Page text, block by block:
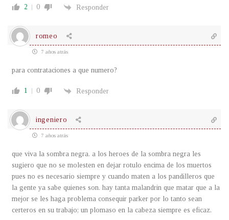
2 0 Responder
romeo
7 años atrás
para contrataciones a que numero?
1 0 Responder
ingeniero
7 años atrás
que viva la sombra negra. a los heroes de la sombra negra les
sugiero que no se molesten en dejar rotulo encima de los muertos
pues no es necesario siempre y cuando maten a los pandilleros que
la gente ya sabe quienes son. hay tanta malandrin que matar que a la
mejor se les haga problema consequir parker por lo tanto sean
certeros en su trabajo; un plomaso en la cabeza siempre es eficaz.